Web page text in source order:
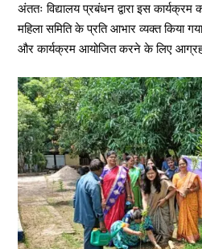
अंततः विद्यालय प्रबंधन द्वारा इस
महिला समिति के प्रति आभार व्यक्त किया
और कार्यक्रम आयोजित करने के लिए आग्रह